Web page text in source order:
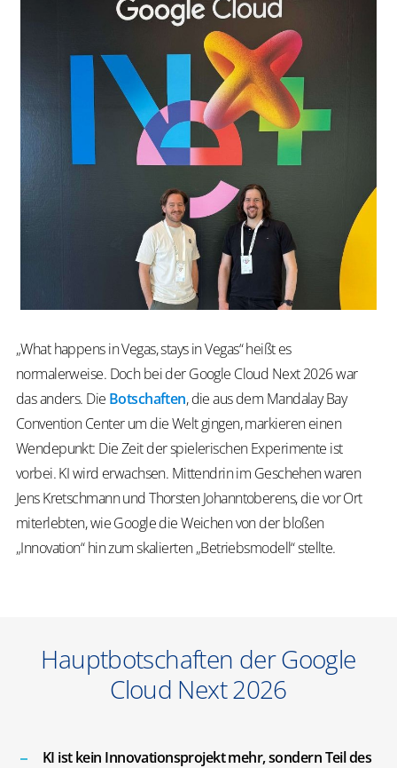
„What happensin Vegas,staysin Vegas“ heißt es
normalerweise. Doch bei der Google Cloud Next 2026 war
das anders. Die Botschaften, die aus dem MandalayBay
Convention Centerum die Welt gingen, markieren einen
Wendepunkt: Die Zeit der spielerischen Experimente ist
vorbei. KI wird erwachsen. Mittendrin im Geschehen waren
Jens Kretschmann und ThorstenJohanntoberens, die vor Ort
miterlebten, wie Google die Weichen von der bloßen
„Innovation“ hin zum skalierten „Betriebsmodell“ stellte.
Hauptbotschaften der Google
Cloud Next 2026
KI ist kein Innovationsprojekt mehr, sondern Teil des